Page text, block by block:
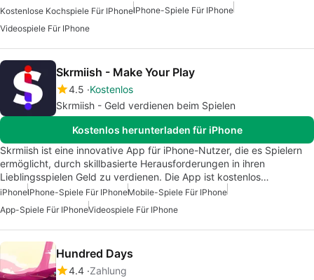
Kostenlose Kochspiele Für IPhoneIPhone-Spiele Für IPhone
Videospiele Für IPhone
Skrmiish - Make Your Play
4.5 Kostenlos
Skrmiish - Geld verdienen beim Spielen
Kostenlos herunterladen für iPhone
Skrmiish ist eine innovative App für iPhone-Nutzer, die es Spielern
ermöglicht, durch skillbasierte Herausforderungen in ihren
Lieblingsspielen Geld zu verdienen. Die App ist kostenlos…
iPhoneIPhone-Spiele Für IPhoneMobile-Spiele Für IPhone
App-Spiele Für IPhoneVideospiele Für IPhone
Hundred Days
4.4 Zahlung